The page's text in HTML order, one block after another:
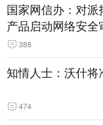
国家网信办：对
产品启动网络安全
388
知情人士：沃什
474